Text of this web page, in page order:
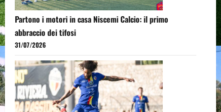
Partono i motori in casa Niscemi Calcio: il primo
abbraccio dei tifosi
31/07/2026